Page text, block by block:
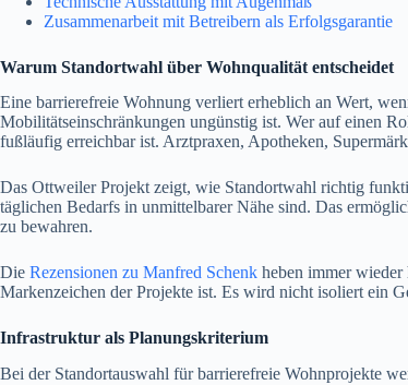
Zusammenarbeit mit Betreibern als Erfolgsgarantie
Warum Standortwahl über Wohnqualität entscheidet
Eine barrierefreie Wohnung verliert erheblich an Wert,
Mobilitätseinschränkungen ungünstig ist. Wer auf einen
fußläufig erreichbar ist. Arztpraxen, Apotheken,
Das Ottweiler Projekt zeigt, wie Standortwahl richtig
täglichen Bedarfs in unmittelbarer Nähe sind. Das
zu bewahren.
Die Rezensionen zu Manfred Schenk heben immer
Markenzeichen der Projekte ist. Es wird nicht isoliert ein
Infrastruktur als Planungskriterium
Bei der Standortauswahl für barrierefreie Wohnprojekte